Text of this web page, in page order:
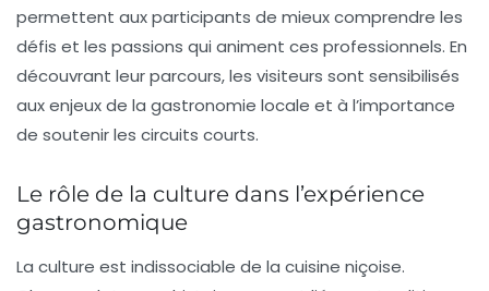
permettent aux participants de mieux comprendre les
défis et les passions qui animent ces professionnels. En
découvrant leur parcours, les visiteurs sont sensibilisés
aux enjeux de la gastronomie locale et à l’importance
de soutenir les circuits courts.
Le rôle de la culture dans l’expérience
gastronomique
La culture est indissociable de la cuisine niçoise.